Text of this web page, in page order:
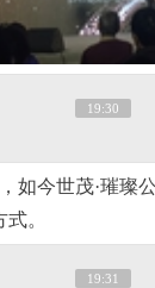
19:30
如今世茂·璀璨
。
19:31